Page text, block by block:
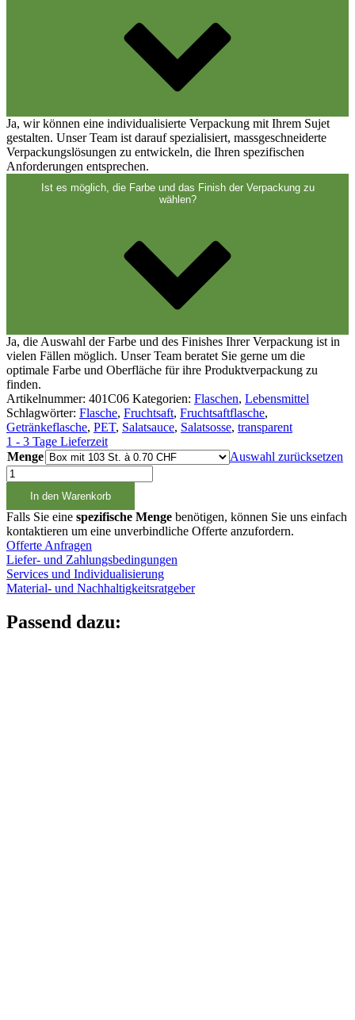
Ja, wir können eine individualisierte Verpackung mit Ihrem Sujet
gestalten. Unser Team ist darauf spezialisiert, massgeschneiderte
Verpackungslösungen zu entwickeln, die Ihren spezifischen
Anforderungen entsprechen.
Ist es möglich, die Farbe und das Finish der Verpackung zu
wählen?
Ja, die Auswahl der Farbe und des Finishes Ihrer Verpackung ist in
vielen Fällen möglich. Unser Team beratet Sie gerne um die
optimale Farbe und Oberfläche für ihre Produktverpackung zu
finden.
Artikelnummer: 401C06 Kategorien: Flaschen, Lebensmittel
Schlagwörter: Flasche, Fruchtsaft, Fruchtsaftflasche,
Getränkeflasche, PET, Salatsauce, Salatsosse, transparent
1 - 3 Tage Lieferzeit
Menge
Auswahl zurücksetzen
1000ml
Weithalsflasche
Menge
In den Warenkorb
Falls Sie eine spezifische Menge benötigen, können Sie uns einfach
kontaktieren um eine unverbindliche Offerte anzufordern.
Offerte Anfragen
Liefer- und Zahlungsbedingungen
Services und Individualisierung
Material- und Nachhaltigkeitsratgeber
Passend dazu: